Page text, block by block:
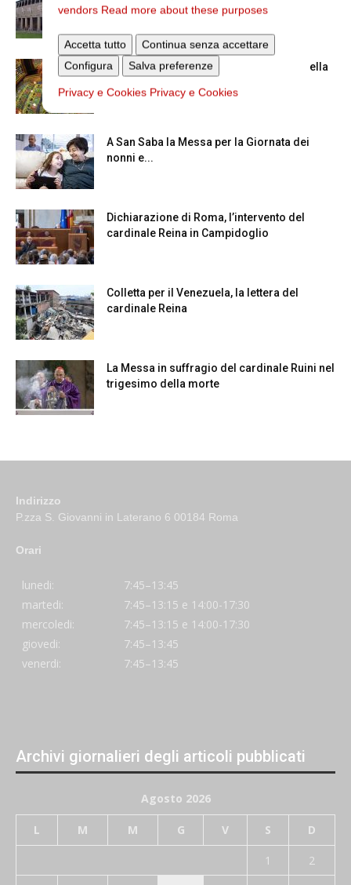
vendors Read more about these purposes
Accetta tutto
Continua senza accettare
Configura
Salva preferenze
Privacy e Cookies Privacy e Cookies
anziani: l’omelia del cardinale...
Azzardo: a Termini il centro d’ascolto della
A San Saba la Messa per la Giornata dei
nonni e...
Dichiarazione di Roma, l’intervento del
cardinale Reina in Campidoglio
Colletta per il Venezuela, la lettera del
cardinale Reina
La Messa in suffragio del cardinale Ruini nel
trigesimo della morte
Indirizzo
P.zza S. Giovanni in Laterano 6 00184 Roma
Orari
lunedi:
7:45–13:45
martedi:
7:45–13:15 e 14:00-17:30
mercoledi:
7:45–13:15 e 14:00-17:30
giovedi:
7:45–13:45
venerdi:
7:45–13:45
Archivi giornalieri degli articoli pubblicati
Agosto 2026
L M M G V S D
1
2